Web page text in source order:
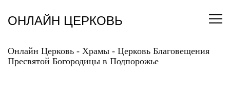
содержанию
ОНЛАЙН ЦЕРКОВЬ
Онлайн Церковь - Храмы - Церковь Благовещения
Пресвятой Богородицы в Подпорожье